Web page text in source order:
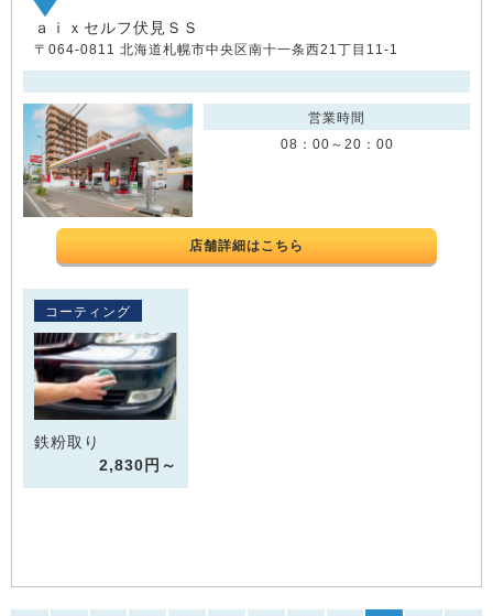
ａｉｘセルフ伏見ＳＳ
〒064-0811 北海道札幌市中央区南十一条西21丁目11-1
営業時間
08：00～20：00
店舗詳細はこちら
コーティング
鉄粉取り
2,830円～